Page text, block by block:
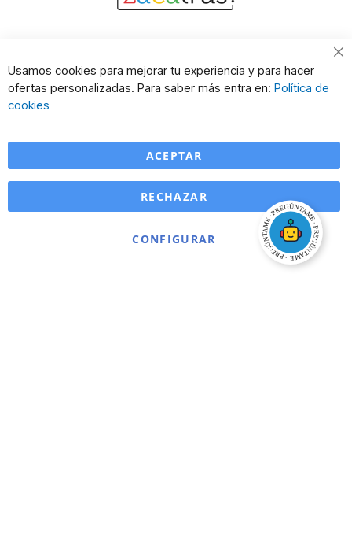
Usamos cookies para mejorar tu experiencia y para hacer
ofertas personalizadas. Para saber más entra en: Política de
cookies
ACEPTAR
CONFIGURAR
RECHAZAR